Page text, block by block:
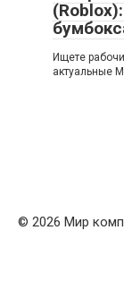
Ищете
актуальные
© 2026 Мир